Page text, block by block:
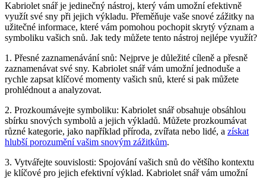
Kabriolet snář je jedinečný nástroj, který vám umožní efektivně
využít své sny při jejich výkladu. Přeměňuje vaše snové zážitky na
užitečné informace, které vám pomohou pochopit skrytý význam a
symboliku vašich snů. Jak tedy můžete tento nástroj nejlépe využít?
1. Přesné zaznamenávání snů: Nejprve je důležité cíleně a přesně
zaznamenávat své sny. Kabriolet snář vám umožní jednoduše a
rychle zapsat klíčové momenty vašich snů, které si pak můžete
prohlédnout a analyzovat.
2. Prozkoumávejte symboliku: Kabriolet snář obsahuje obsáhlou
sbírku snových symbolů a jejich výkladů. Můžete prozkoumávat
různé kategorie, jako například příroda, zvířata nebo lidé, a získat
hlubší porozumění vašim snovým zážitkům.
3. Vytvářejte souvislosti: Spojování vašich snů do většího kontextu
je klíčové pro jejich efektivní výklad. Kabriolet snář vám umožní